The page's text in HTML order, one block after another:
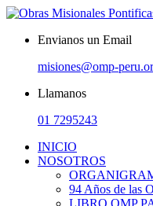
Envianos un Email
misiones@omp-
Llamanos
01 7295243
INICIO
NOSOTROS
94 Años de las
LIBRO OMP